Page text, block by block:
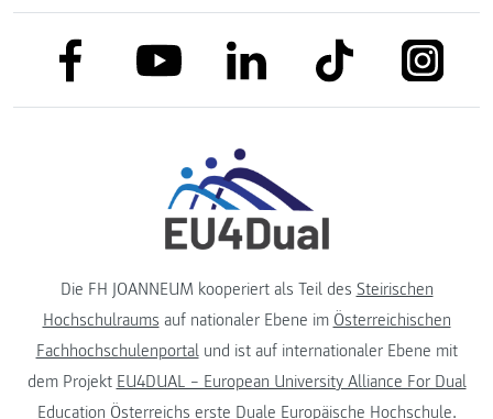
link to facebooklink to youtubelink to linkedinlink to tiktok link to
Die FH JOANNEUM kooperiert als Teil des Steirischen
Hochschulraums auf nationaler Ebene im Österreichischen
Fachhochschulenportalund ist auf internationaler Ebene mit
dem Projekt EU4DUAL – European University Alliance For Dual
Education Österreichs erste Duale Europäische Hochschule.